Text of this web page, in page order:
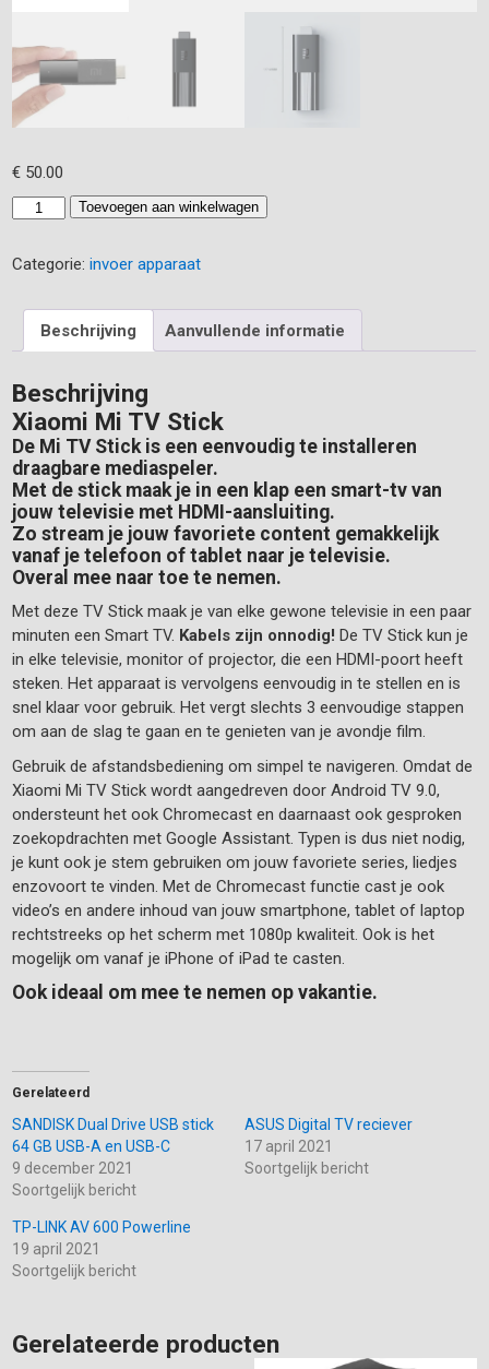
€ 50.00
XIAOMI
tv
Toevoegen aan winkelwagen
Categorie:invoer apparaat
Beschrijving Aanvullende informatie
Beschrijving
Xiaomi Mi TV Stick
De Mi TV Stick is een eenvoudig te installeren
draagbare mediaspeler.
Met de stick maak je in een klap een smart-tv van
jouw televisie met HDMI-aansluiting.
Zo stream je jouw favoriete content gemakkelijk
vanaf je telefoon of tablet naar je televisie.
Overal mee naar toe te nemen.
Met deze TV Stick maak je van elke gewone televisie in een paar
minuten een Smart TV. Kabels zijn onnodig! De TV Stick kun je
in elke televisie, monitor of projector, die een HDMI-poort heeft
steken. Het apparaat is vervolgens eenvoudig in te stellen en is
snel klaar voor gebruik. Het vergt slechts 3 eenvoudige stappen
om aan de slag te gaan en te genieten van je avondje film.
Gebruik de afstandsbediening om simpel te navigeren. Omdat de
Xiaomi Mi TV Stick wordt aangedreven door Android TV 9.0,
ondersteunt het ook Chromecast en daarnaast ook gesproken
zoekopdrachten met Google Assistant. Typen is dus niet nodig,
je kunt ook je stem gebruiken om jouw favoriete series, liedjes
enzovoort te vinden. Met de Chromecast functie cast je ook
video’s en andere inhoud van jouw smartphone, tablet of laptop
rechtstreeks op het scherm met 1080p kwaliteit. Ook is het
mogelijk om vanaf je iPhone of iPad te casten.
Ook ideaal om mee te nemen op vakantie.
Gerelateerd
SANDISK Dual Drive USB stick
64 GB USB-A en USB-C
9 december 2021
Soortgelijk bericht
ASUS Digital TV reciever
17 april 2021
Soortgelijk bericht
TP-LINK AV 600 Powerline
19 april 2021
Soortgelijk bericht
Gerelateerde producten